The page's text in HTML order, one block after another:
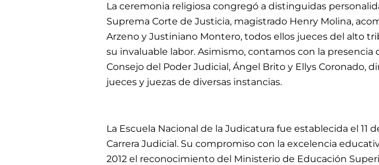
La ceremonia religiosa congregó a distinguidas
Suprema Corte de Justicia, magistrado Henry Molina,
Arzeno y Justiniano Montero, todos ellos jueces del alto
su invaluable labor. Asimismo, contamos con la presencia
Consejo del Poder Judicial, Ángel Brito y Ellys Coronado,
jueces y juezas de diversas instancias.
La Escuela Nacional de la Judicatura fue establecida el 11
Carrera Judicial. Su compromiso con la excelencia
2012 el reconocimiento del Ministerio de Educación